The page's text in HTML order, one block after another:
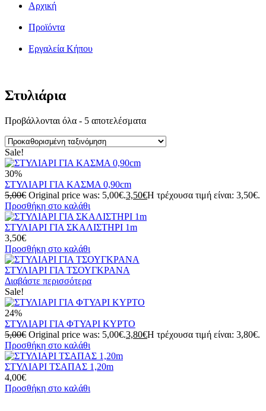
Αρχική
Προϊόντα
Εργαλεία Κήπου
Στυλιάρια
Προβάλλονται όλα - 5 αποτελέσματα
Sale!
30%
ΣΤΥΛΙΑΡΙ ΓΙΑ ΚΑΣΜΑ 0,90cm
5,00€ Original price was: 5,00€.3,50€Η τρέχουσα τιμή είναι: 3,50€.
Προσθήκη στο καλάθι
ΣΤΥΛΙΑΡΙ ΓΙΑ ΣΚΑΛΙΣΤΗΡΙ 1m
3,50€
Προσθήκη στο καλάθι
ΣΤΥΛΙΑΡΙ ΓΙΑ ΤΣΟΥΓΚΡΑΝΑ
Διαβάστε περισσότερα
Sale!
24%
ΣΤΥΛΙΑΡΙ ΓΙΑ ΦΤΥΑΡΙ ΚΥΡΤΟ
5,00€ Original price was: 5,00€.3,80€Η τρέχουσα τιμή είναι: 3,80€.
Προσθήκη στο καλάθι
ΣΤΥΛΙΑΡΙ ΤΣΑΠΑΣ 1,20m
4,00€
Προσθήκη στο καλάθι